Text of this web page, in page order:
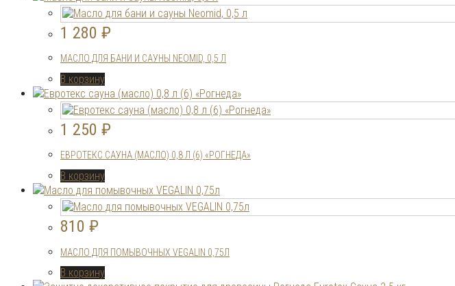
1 280 ₽
МАСЛО ДЛЯ БАНИ И САУНЫ NEOMID, 0,5 Л
В корзину
1 250 ₽
ЕВРОТЕКС САУНА (МАСЛО) 0,8 Л (6) «РОГНЕДА»
В корзину
810 ₽
МАСЛО ДЛЯ ПОМЫВОЧНЫХ VEGALIN 0,75Л
В корзину